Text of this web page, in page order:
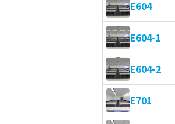
E604
E604-1
E604-2
E701